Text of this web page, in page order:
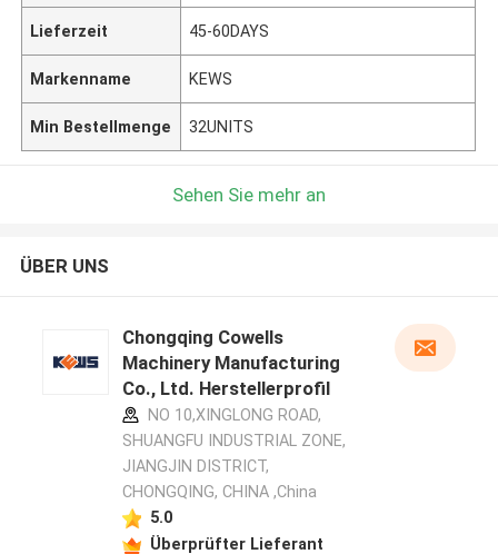
Lieferzeit 45-60DAYS
Markenname KEWS
Min Bestellmenge 32UNITS
Sehen Sie mehr an
ÜBER UNS
Chongqing Cowells
Machinery Manufacturing
Co., Ltd. Herstellerprofil
NO 10,XINGLONG ROAD,
SHUANGFU INDUSTRIAL ZONE,
JIANGJIN DISTRICT,
CHONGQING, CHINA ,China
5.0
Überprüfter Lieferant